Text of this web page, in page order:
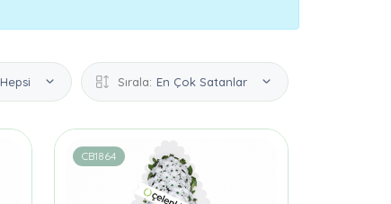
Hepsi Sırala: En Çok Satanlar
CB1864